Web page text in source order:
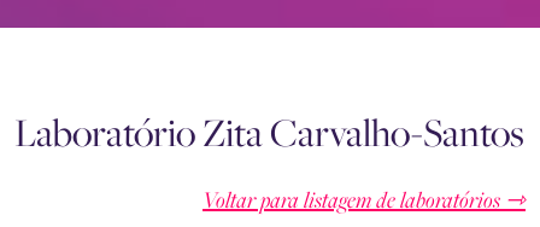
Laboratório Zita Carvalho-Santos
Voltar para listagem de laboratórios ⇾